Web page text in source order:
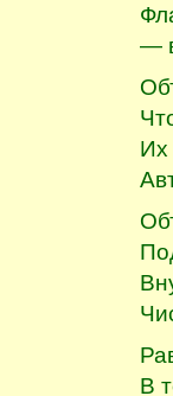
—
Их
В